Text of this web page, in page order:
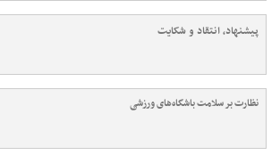
پیشنهاد، انتقاد و شکایت
نظارت بر سلامت باشگاه‌های ورزشی